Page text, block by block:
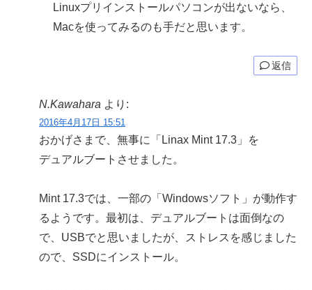
Linuxプリインストールパソコンが出ないなら、
Macを使ってみるのも手だと思います。
返信
N.Kawahara より:
2016年4月17日 15:51
おかげさまで、無事に「Linax Mint 17.3」を
デュアルブートさせました。
Mint 17.3では、一部の「Windowsソフト」が動作す
るようです。最初は、デュアルブートは面倒なの
で、USBでと思いましたが、ストレスを感じました
ので、SSDにインストール。